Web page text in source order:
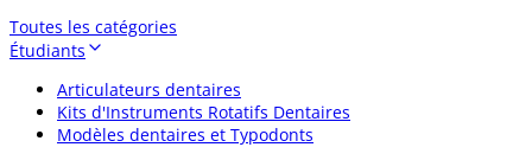
Toutes les catégories
Étudiants
Articulateurs dentaires
Kits d'Instruments Rotatifs Dentaires
Modèles dentaires et Typodonts